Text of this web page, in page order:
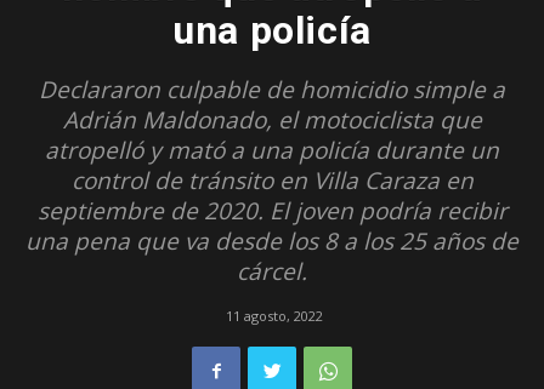
una policía
Declararon culpable de homicidio simple a
Adrián Maldonado, el motociclista que
atropelló y mató a una policía durante un
control de tránsito en Villa Caraza en
septiembre de 2020. El joven podría recibir
una pena que va desde los 8 a los 25 años de
cárcel.
11 agosto, 2022